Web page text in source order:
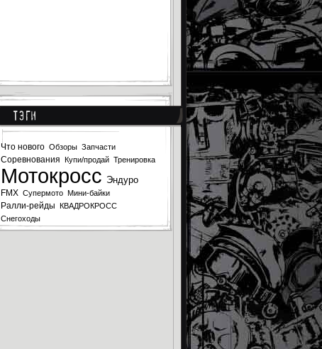
Тэги
Что нового Обзоры Запчасти
Соревнования Купи/продай Тренировка
Мотокросс Эндуро
FMX Супермото Мини-байки
Ралли-рейды КВАДРОКРОСС
Снегоходы